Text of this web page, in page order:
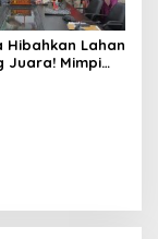
Hibahkan Lahan
Juara! Mimpi